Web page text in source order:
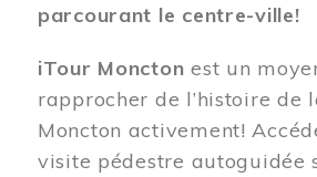
parcourant le centre-ville!
iTour Moncton est un
rapprocher de l’histoire de
Moncton activement!
visite pédestre autoguidée